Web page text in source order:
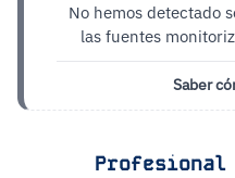
No hemos detectado
las fuentes
Saber
Profesional